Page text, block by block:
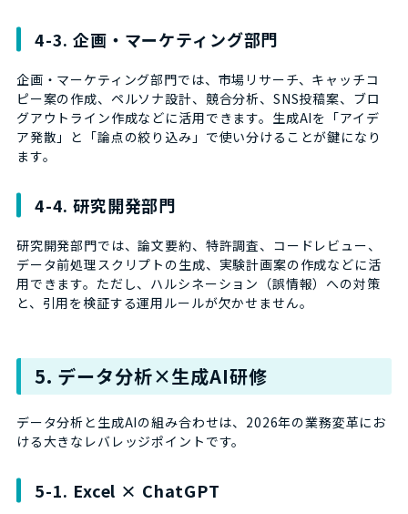
4-3. 企画・マーケティング部門
企画・マーケティング部門では、市場リサーチ、キャッチコ
ピー案の作成、ペルソナ設計、競合分析、SNS投稿案、ブロ
グアウトライン作成などに活用できます。生成AIを「アイデ
ア発散」と「論点の絞り込み」で使い分けることが鍵になり
ます。
4-4. 研究開発部門
研究開発部門では、論文要約、特許調査、コードレビュー、
データ前処理スクリプトの生成、実験計画案の作成などに活
用できます。ただし、ハルシネーション（誤情報）への対策
と、引用を検証する運用ルールが欠かせません。
5. データ分析×生成AI研修
データ分析と生成AIの組み合わせは、2026年の業務変革にお
ける大きなレバレッジポイントです。
5-1. Excel × ChatGPT